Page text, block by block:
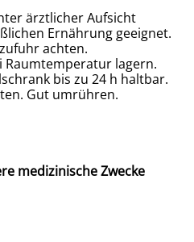
ärztlicher Aufsicht
Ernährung geeignet.
achten.
Raumtemperatur lagern.
bis zu 24 h haltbar.
Gut umrühren.
medizinische Zwecke